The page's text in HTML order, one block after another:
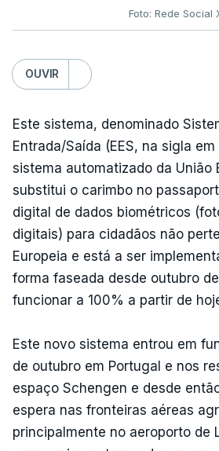
Foto: Rede Social
OUVIR
Este sistema, denominado
Entrada/Saída (EES, na sigla
sistema automatizado da União
substitui o carimbo no
digital de dados biométricos
digitais) para cidadãos não
Europeia e está a ser
forma faseada desde outubro
funcionar a 100% a partir de
Este novo sistema entrou em
de outubro em Portugal e nos
espaço Schengen e desde
espera nas fronteiras aéreas
principalmente no aeroporto de